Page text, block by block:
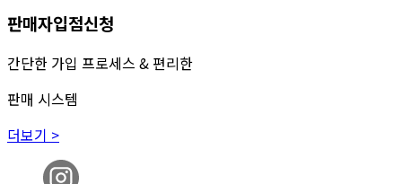
판매자입점신청
간단한 가입 프로세스 & 편리한
판매 시스템
더보기 >